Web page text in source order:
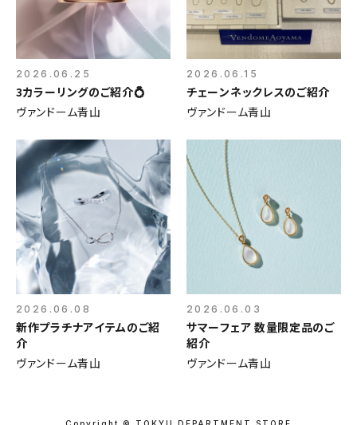
2026.06.25
3カラーリングのご紹介💍
ヴァンドーム青山
2026.06.15
チェーンネックレスのご紹介
ヴァンドーム青山
2026.06.08
新作プラチナアイテムのご紹
介
ヴァンドーム青山
2026.06.03
サマーフェア 数量限定品のご
紹介
ヴァンドーム青山